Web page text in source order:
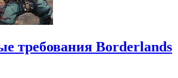
требования Borderlands